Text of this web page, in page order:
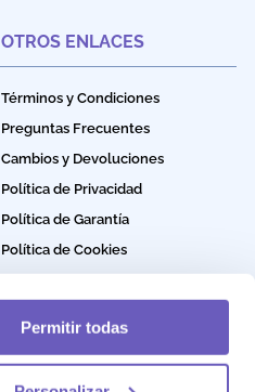
Permitir todas
OTROS ENLACES
Términos y Condiciones
Preguntas Frecuentes
Cambios y Devoluciones
Política de Privacidad
Política de Garantía
Política de Cookies